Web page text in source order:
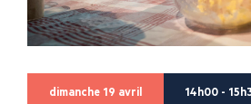
dimanche 19 avril 14h00 -